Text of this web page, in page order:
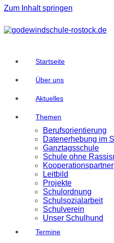
Zum Inhalt springen
Startseite
Über uns
Aktuelles
Themen
Berufsorientierung
Datenerhebung im
Ganztagsschule
Schule ohne
Kooperationspartner
Leitbild
Projekte
Schulordnung
Schulsozialarbeit
Schulverein
Unser Schulhund
Termine